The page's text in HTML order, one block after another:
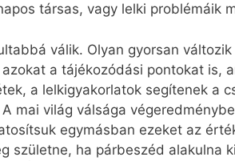
társas, vagy lelki problémáik
válik. Olyan gyorsan
a tájékozódási pontokat is,
a lelkigyakorlatok segítenek a
mai világ válsága
egymásban ezeket az
születne, ha párbeszéd alakulna